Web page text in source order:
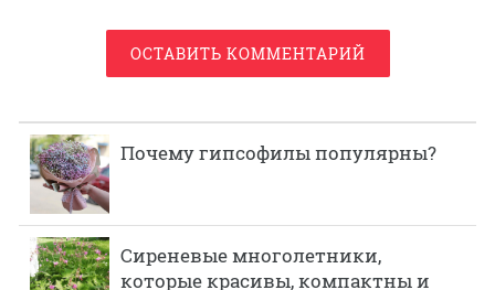
ОСТАВИТЬ КОММЕНТАРИЙ
Почему гипсофилы популярны?
Сиреневые многолетники,
которые красивы, компактны и